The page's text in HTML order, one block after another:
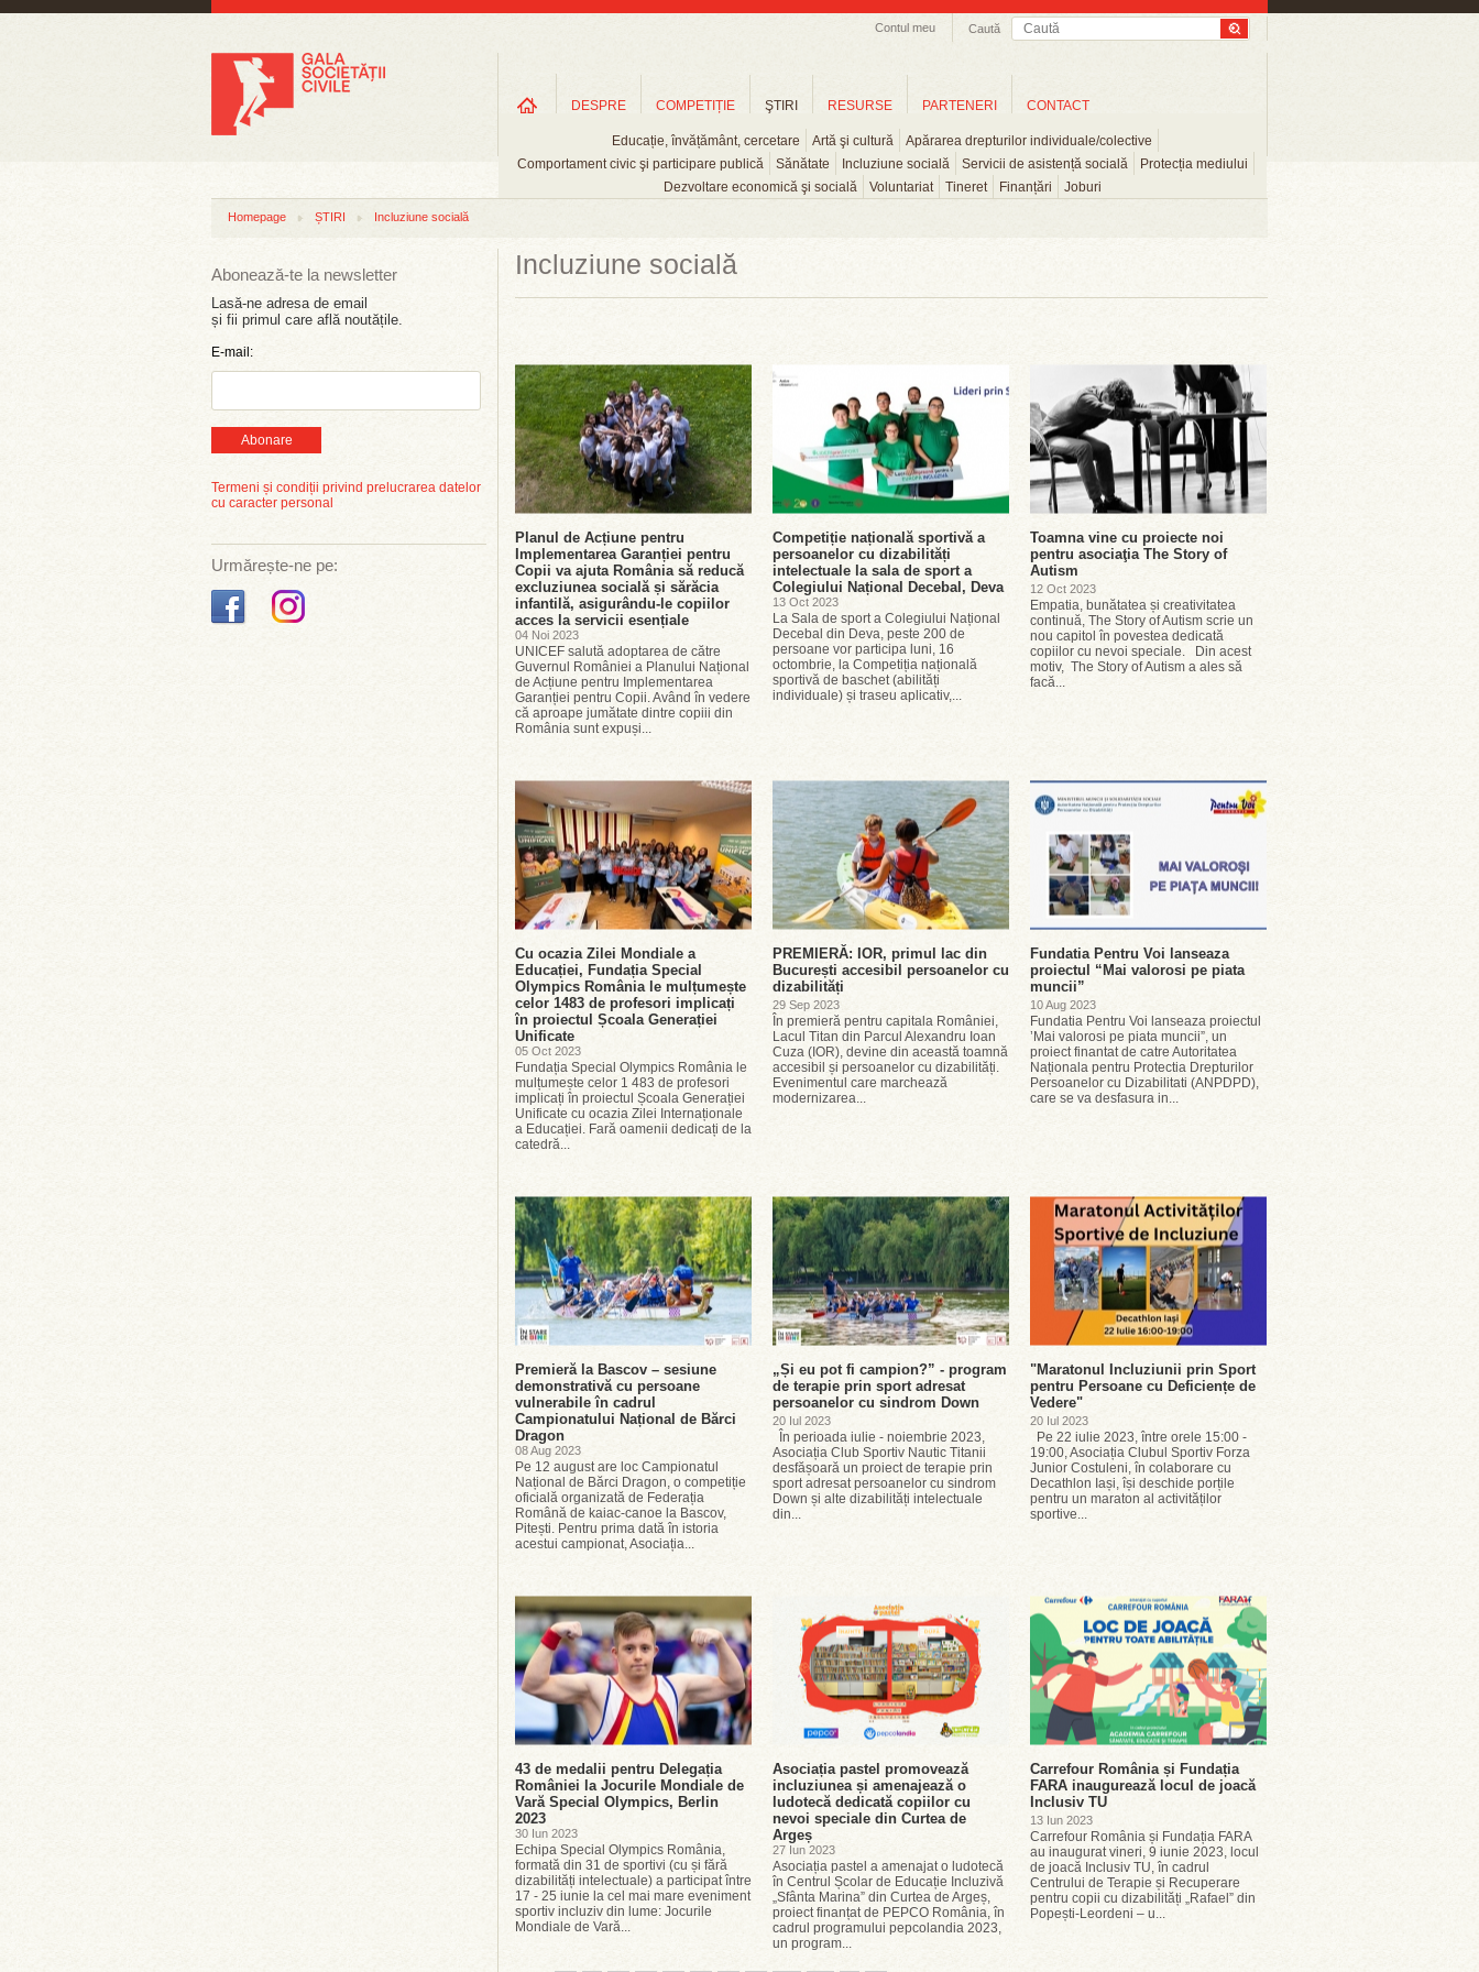
Caută
Contul meu
DESPRE COMPETIȚIE ŞTIRI
Educație, învățământ, cercetare Artă şi cultură
Apărarea drepturilor individuale/colective
Comportament civic şi participare publică
Sănătate Incluziune socială Servicii de asistență socială
Protecția mediului
Dezvoltare economică şi socială
Voluntariat Tineret Finanțări Joburi
RESURSE PARTENERI CONTACT
Homepage ȘTIRI Incluziune socială
Abonează-te la newsletter
Lasă-ne adresa de email
și fii primul care află noutățile.
E-mail:
Abonare
Termeni și condiții privind prelucrarea datelor
cu caracter personal
Urmărește-ne pe:
Incluziune socială
Planul de Acțiune pentru
Implementarea Garanției pentru
Copii va ajuta România să reducă
excluziunea socială și sărăcia
infantilă, asigurându-le copiilor
acces la servicii esențiale
04 Noi 2023
UNICEF salută adoptarea de către
Guvernul României a Planului Național
de Acțiune pentru Implementarea
Garanției pentru Copii. Având în vedere
că aproape jumătate dintre copiii din
România sunt expuși...
Competiție națională sportivă a
persoanelor cu dizabilități
intelectuale la sala de sport a
Colegiului Național Decebal, Deva
13 Oct 2023
La Sala de sport a Colegiului Național
Decebal din Deva, peste 200 de
persoane vor participa luni, 16
octombrie, la Competiția națională
sportivă de baschet (abilități
individuale) și traseu aplicativ,...
Toamna vine cu proiecte noi
pentru asociaţia The Story of
Autism
12 Oct 2023
Empatia, bunătatea și creativitatea
continuă, The Story of Autism scrie un
nou capitol în povestea dedicată
copiilor cu nevoi speciale. Din acest
motiv, The Story of Autism a ales să
facă...
Cu ocazia Zilei Mondiale a
Educației, Fundația Special
Olympics România le mulțumește
celor 1483 de profesori implicați
în proiectul Școala Generației
Unificate
05 Oct 2023
Fundația Special Olympics România le
mulțumește celor 1 483 de profesori
implicați în proiectul Școala Generației
Unificate cu ocazia Zilei Internaționale
a Educației. Fară oamenii dedicați de la
catedră...
PREMIERĂ: IOR, primul lac din
București accesibil persoanelor cu
dizabilități
29 Sep 2023
În premieră pentru capitala României,
Lacul Titan din Parcul Alexandru Ioan
Cuza (IOR), devine din această toamnă
accesibil și persoanelor cu dizabilități.
Evenimentul care marchează
modernizarea...
Fundatia Pentru Voi lanseaza
proiectul “Mai valorosi pe piata
muncii”
10 Aug 2023
Fundatia Pentru Voi lanseaza proiectul
’Mai valorosi pe piata muncii”, un
proiect finantat de catre Autoritatea
Naționala pentru Protectia Drepturilor
Persoanelor cu Dizabilitati (ANPDPD),
care se va desfasura in...
Premieră la Bascov – sesiune
demonstrativă cu persoane
vulnerabile în cadrul
Campionatului Național de Bărci
Dragon
08 Aug 2023
Pe 12 august are loc Campionatul
Național de Bărci Dragon, o competiție
oficială organizată de Federația
Română de kaiac-canoe la Bascov,
Pitești. Pentru prima dată în istoria
acestui campionat, Asociația...
„Și eu pot fi campion?” - program
de terapie prin sport adresat
persoanelor cu sindrom Down
20 Iul 2023
În perioada iulie - noiembrie 2023,
Asociația Club Sportiv Nautic Titanii
desfășoară un proiect de terapie prin
sport adresat persoanelor cu sindrom
Down și alte dizabilități intelectuale
din...
"Maratonul Incluziunii prin Sport
pentru Persoane cu Deficiențe de
Vedere"
20 Iul 2023
Pe 22 iulie 2023, între orele 15:00 -
19:00, Asociația Clubul Sportiv Forza
Junior Costuleni, în colaborare cu
Decathlon Iași, își deschide porțile
pentru un maraton al activităților
sportive...
43 de medalii pentru Delegația
României la Jocurile Mondiale de
Vară Special Olympics, Berlin
2023
30 Iun 2023
Echipa Special Olympics România,
formată din 31 de sportivi (cu și fără
dizabilități intelectuale) a participat între
17 - 25 iunie la cel mai mare eveniment
sportiv incluziv din lume: Jocurile
Mondiale de Vară...
Asociația pastel promovează
incluziunea și amenajează o
ludotecă dedicată copiilor cu
nevoi speciale din Curtea de
Argeș
27 Iun 2023
Asociația pastel a amenajat o ludotecă
în Centrul Școlar de Educație Incluzivă
„Sfânta Marina” din Curtea de Argeș,
proiect finanțat de PEPCO România, în
cadrul programului pepcolandia 2023,
un program...
Carrefour România și Fundația
FARA inaugurează locul de joacă
Inclusiv TU
13 Iun 2023
Carrefour România și Fundația FARA
au inaugurat vineri, 9 iunie 2023, locul
de joacă Inclusiv TU, în cadrul
Centrului de Terapie și Recuperare
pentru copii cu dizabilități „Rafael” din
Popești-Leordeni – u...